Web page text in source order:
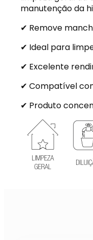
manutenção da
✔ Remove
✔ Ideal para
✔ Excelente
✔ Compatível
✔ Produto